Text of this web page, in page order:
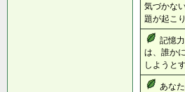
気づかな
題が起こ
記憶
は、誰か
しようと
あな